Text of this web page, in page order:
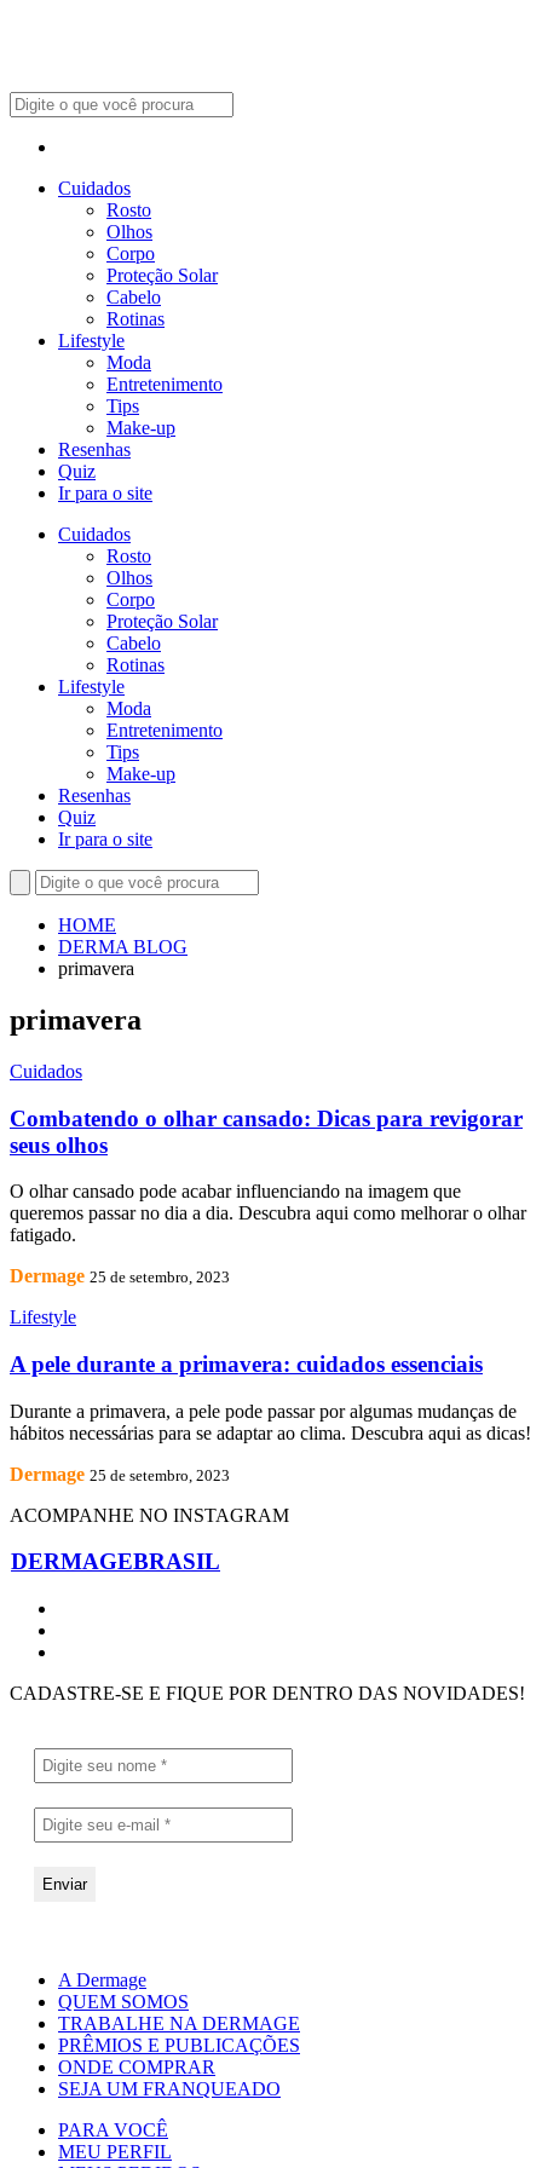
Cuidados
Rosto
Olhos
Corpo
Proteção Solar
Cabelo
Rotinas
Lifestyle
Moda
Entretenimento
Tips
Make-up
Resenhas
Quiz
Ir para o site
Cuidados
Rosto
Olhos
Corpo
Proteção Solar
Cabelo
Rotinas
Lifestyle
Moda
Entretenimento
Tips
Make-up
Resenhas
Quiz
Ir para o site
HOME
DERMA BLOG
primavera
primavera
Cuidados
Combatendo o olhar cansado: Dicas para revigorar
seus olhos
O olhar cansado pode acabar influenciando na imagem que
queremos passar no dia a dia. Descubra aqui como melhorar o olhar
fatigado.
Dermage 25 de setembro, 2023
Lifestyle
A pele durante a primavera: cuidados essenciais
Durante a primavera, a pele pode passar por algumas mudanças de
hábitos necessárias para se adaptar ao clima. Descubra aqui as dicas!
Dermage 25 de setembro, 2023
ACOMPANHE NO INSTAGRAM
DERMAGEBRASIL
CADASTRE-SE E FIQUE POR DENTRO DAS NOVIDADES!
A Dermage
QUEM SOMOS
TRABALHE NA DERMAGE
PRÊMIOS E PUBLICAÇÕES
ONDE COMPRAR
SEJA UM FRANQUEADO
PARA VOCÊ
MEU PERFIL